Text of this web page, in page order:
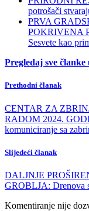
potrošači
PRVA
POKRIVENA
Sesvete kao
Pregledaj sve
Prethodni članak
CENTAR ZA
RADOM 2024.
komuniciranje sa
Slijedeći članak
DALJNJE
GROBLJA: Drenova
Komentiranje nije